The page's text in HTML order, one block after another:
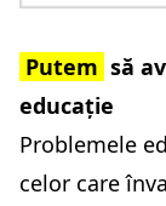
Putem să
educație
Problemele
celor care